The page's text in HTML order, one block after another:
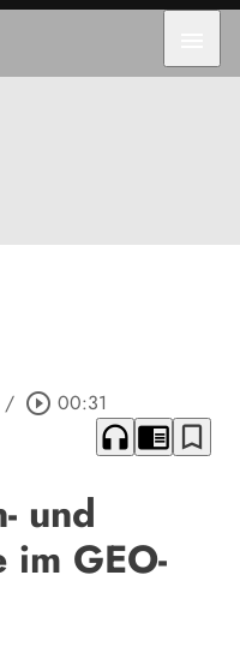
/ play_circle_outline 00:31
headphones chrome_reader_mode bookmark_border
und
im GEO-